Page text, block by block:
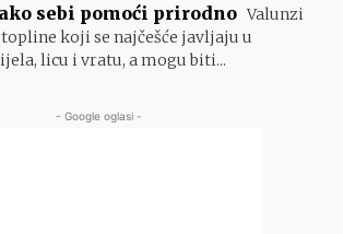
sebi pomoći prirodno Valunzi
koji se najčešće javljaju u
licu i vratu, a mogu biti...
- Google oglasi -